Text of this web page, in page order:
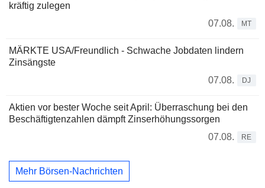
kräftig zulegen
07.08.
MT
MÄRKTE USA/Freundlich - Schwache Jobdaten lindern
Zinsängste
07.08.
DJ
Aktien vor bester Woche seit April: Überraschung bei den
Beschäftigtenzahlen dämpft Zinserhöhungssorgen
07.08.
RE
Mehr Börsen-Nachrichten